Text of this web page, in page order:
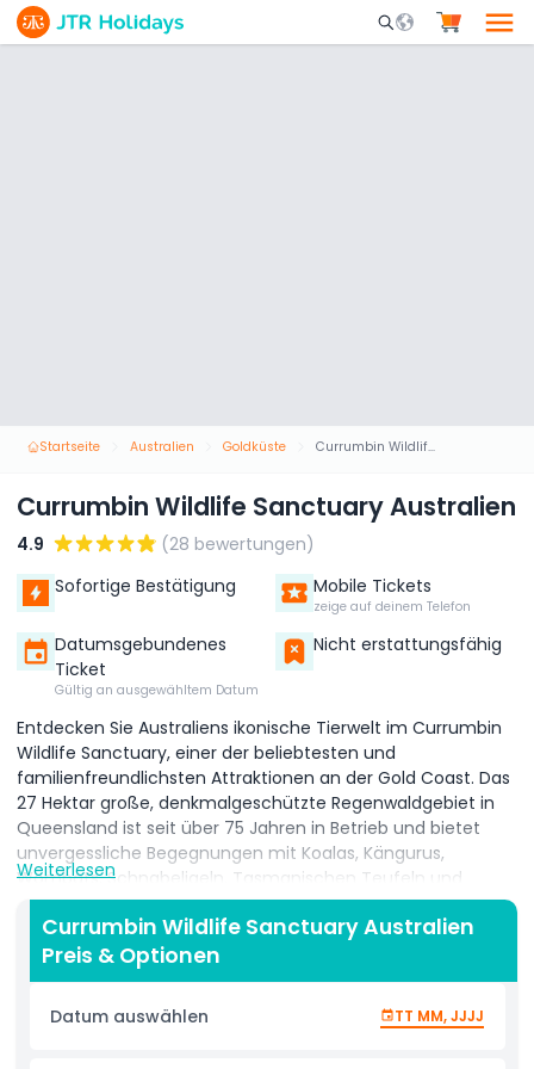
Mobile Search
Startseite Australien Goldküste Currumbin Wildlife Sanctuary Australien
Currumbin Wildlife Sanctuary Australien
4.9
(28 bewertungen)
Sofortige Bestätigung
Mobile Tickets
zeige auf deinem Telefon
Datumsgebundenes
Ticket
Gültig an ausgewähltem Datum
Nicht erstattungsfähig
Entdecken Sie Australiens ikonische Tierwelt im Currumbin
Wildlife Sanctuary, einer der beliebtesten und
familienfreundlichsten Attraktionen an der Gold Coast. Das
27 Hektar große, denkmalgeschützte Regenwaldgebiet in
Queensland ist seit über 75 Jahren in Betrieb und bietet
unvergessliche Begegnungen mit Koalas, Kängurus,
Wombats, Schnabeligeln, Tasmanischen Teufeln und
Krokodilen in natürlicher Buschlandschaft. Ein Highlight des
Currumbin Wildlife Sanctuary Gold Coast ist das
weltberühmte Füttern der Regenbogen-Loris, wo Besucher
farbenfrohe Schwärme von Hand füttern können. Die Wild
Skies Free Flight Vogelschau zeigt majestätische Adler, die
über den Kopf hinwegfliegen, und ist ein Muss. Familien
Weiterlesen
Currumbin Wildlife Sanctuary Australien
Preis & Optionen
Datum auswählen TT MM, JJJJ